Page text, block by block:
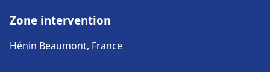
Zone intervention
Hénin Beaumont, France